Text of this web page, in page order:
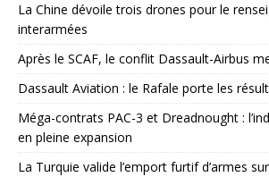
La Chine dévoile trois drones pour le
interarmées
Après le SCAF, le conflit Dassault-Airbus
Dassault Aviation : le Rafale porte les
Méga-contrats PAC-3 et Dreadnought :
en pleine expansion
La Turquie valide l’emport furtif d’armes